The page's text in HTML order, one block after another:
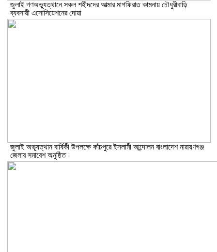
জুলাই গণঅভ্যুত্থানে সকল শহীদদের আত্মার মাগফিরাত কামনায় চৌধুরীবাড়ি
ব্যবসায়ী এসোসিয়েশনের দোয়া
জুলাই অভ্যূত্থান বার্ষিকী উপলক্ষে কাঁচপুরে ইসলামী আন্দোলন বাংলাদেশ নারায়ণগঞ্জ
জেলার সমাবেশ অনুষ্ঠিত।